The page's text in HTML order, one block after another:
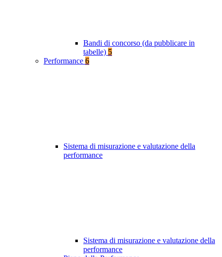
Bandi di concorso (da pubblicare in
tabelle) 5
Performance 6
Sistema di misurazione e valutazione della
performance
Sistema di misurazione e valutazione della
performance